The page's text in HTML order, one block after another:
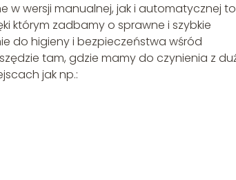
w wersji manualnej, jak i automatycznej to
którym zadbamy o sprawne i szybkie
do higieny i bezpieczeństwa wśród
tam, gdzie mamy do czynienia z
jak np.: